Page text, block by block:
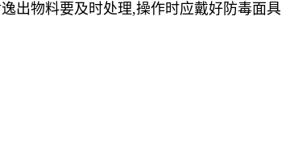
出物料要及时处理,操作时应戴好防毒面具